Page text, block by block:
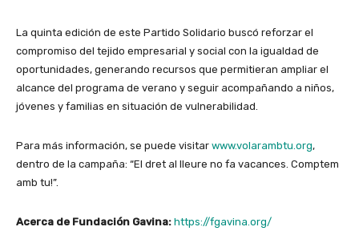
La quinta edición de este Partido Solidario buscó reforzar el
compromiso del tejido empresarial y social con la igualdad de
oportunidades, generando recursos que permitieran ampliar el
alcance del programa de verano y seguir acompañando a niños,
jóvenes y familias en situación de vulnerabilidad.
Para más información, se puede visitar www.volarambtu.org,
dentro de la campaña: “El dret al lleure no fa vacances. Comptem
amb tu!”.
Acerca de Fundación Gavina: https://fgavina.org/